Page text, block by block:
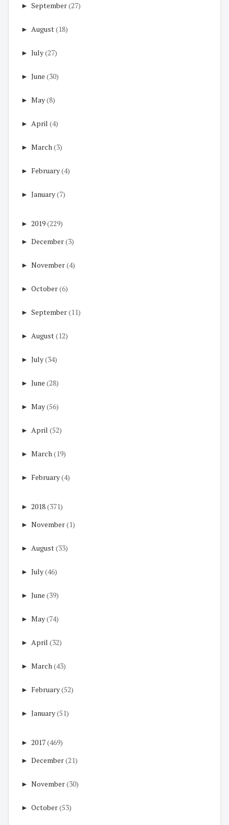
► September(27)
► August(18)
► July(27)
► June (30)
► May(8)
► April (4)
► March(3)
► February(4)
► January(7)
► 2019(229)
► December(3)
► November(4)
► October(6)
► September(11)
► August(12)
► July(34)
► June (28)
► May(56)
► April (52)
► March(19)
► February(4)
► 2018(371)
► November(1)
► August(33)
► July(46)
► June (39)
► May(74)
► April (32)
► March(43)
► February(52)
► January(51)
► 2017(469)
► December(21)
► November(30)
► October(53)